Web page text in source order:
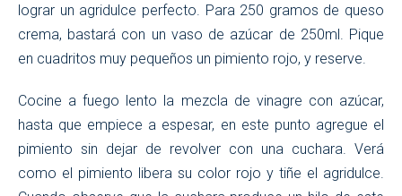
lograr un agridulce perfecto. Para 250 gramos de queso
crema, bastará con un vaso de azúcar de 250ml. Pique
en cuadritos muy pequeños un pimiento rojo, y reserve.
Cocine a fuego lento la mezcla de vinagre con azúcar,
hasta que empiece a espesar, en este punto agregue el
pimiento sin dejar de revolver con una cuchara. Verá
como el pimiento libera su color rojo y tiñe el agridulce.